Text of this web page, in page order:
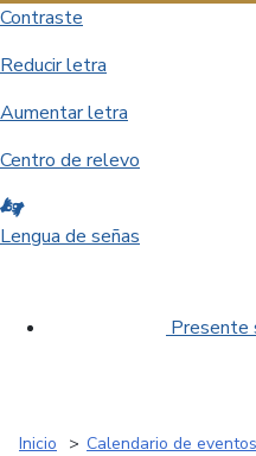
Contraste
Reducir letra
Aumentar letra
Centro de relevo
Lengua de señas
Presente
Inicio Calendario de eventos